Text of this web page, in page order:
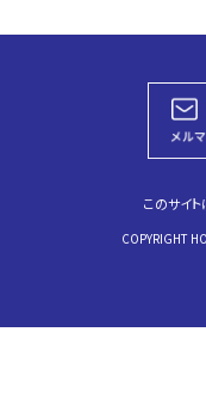
COPYRIGHT
このサイ